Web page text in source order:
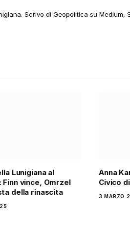
Scrivo di Geopolitica su Medium,
Lunigiana al
Finn vince, Omrzel
della rinascita
Anna
Civico
3 MARZO